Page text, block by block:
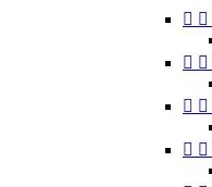
 
 
 
 